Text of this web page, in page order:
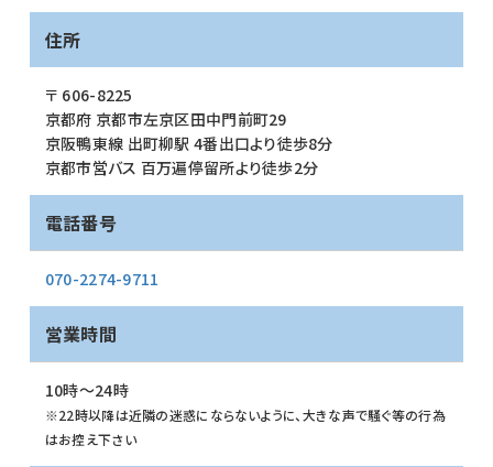
住所
〒 606-8225
京都府 京都市左京区田中門前町29
京阪鴨東線 出町柳駅 4番出口より徒歩8分
京都市営バス 百万遍停留所より徒歩2分
電話番号
070-2274-9711
営業時間
10時～24時
※22時以降は近隣の迷惑にならないように、大きな声で騒ぐ等の行為
はお控え下さい